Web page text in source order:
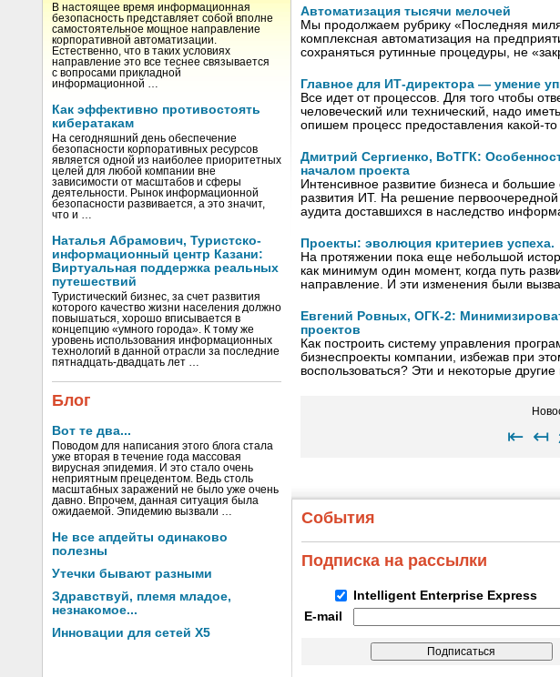
В настоящее время информационная
безопасность представляет собой вполне
самостоятельное мощное направление
корпоративной автоматизации.
Естественно, что в таких условиях
направление это все теснее связывается
с вопросами прикладной
информационной …
Как эффективно противостоять
кибератакам
На сегодняшний день обеспечение
безопасности корпоративных ресурсов
является одной из наиболее приоритетных
целей для любой компании вне
зависимости от масштабов и сферы
деятельности. Рынок информационной
безопасности развивается, а это значит,
что и …
Наталья Абрамович, Туристско-
информационный центр Казани:
Виртуальная поддержка реальных
путешествий
Туристический бизнес, за счет развития
которого качество жизни населения должно
повышаться, хорошо вписывается в
концепцию «умного города». К тому же
уровень использования информационных
технологий в данной отрасли за последние
пятнадцать-двадцать лет …
Блог
Вот те два...
Поводом для написания этого блога стала
уже вторая в течение года массовая
вирусная эпидемия. И это стало очень
неприятным прецедентом. Ведь столь
масштабных заражений не было уже очень
давно. Впрочем, данная ситуация была
ожидаемой. Эпидемию вызвали …
Не все апдейты одинаково
полезны
Утечки бывают разными
Здравствуй, племя младое,
незнакомое...
Инновации для сетей X5
Автоматизация тысячи мелочей
Мы продолжаем рубрику «Последняя
комплексная автоматизация на
сохраняться рутинные процедуры, не
Главное для ИТ-директора — умение
Все идет от процессов. Для того чтобы
человеческий или технический, надо
опишем процесс предоставления какой-
Дмитрий Сергиенко, ВоТГК:
началом проекта
Интенсивное развитие бизнеса и
развития ИТ. На решение
аудита доставшихся в наследство
Проекты: эволюция критериев успеха.
На протяжении пока еще небольшой
как минимум один момент, когда путь
направление. И эти изменения были
Евгений Ровных, ОГК-2:
проектов
Как построить систему управления
бизнес­проекты компании, избежав при
воспользоваться? Эти и некоторые
⇤ ↤
События
Подписка на рассылки
Intelligent Enterprise Express
E-mail